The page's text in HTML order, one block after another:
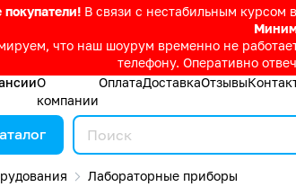
В связи с нестабильным курсом
что наш шоурум временно не
телефону. Оперативно
О
компании
ОплатаДоставкаОтзывы
Лабораторные приборы